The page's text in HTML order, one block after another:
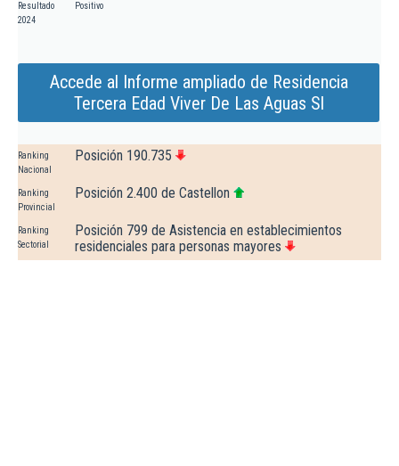
Resultado
2024
Positivo
Accede al Informe ampliado de Residencia
Tercera Edad Viver De Las Aguas Sl
Ranking
Nacional
Posición 190.735
Ranking
Provincial
Posición 2.400 de Castellon
Ranking
Sectorial
Posición 799 de Asistencia en establecimientos
residenciales para personas mayores